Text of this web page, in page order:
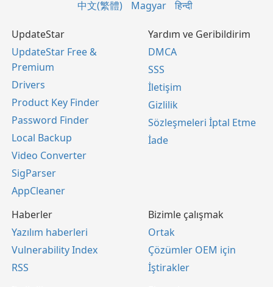
中文(繁體) Magyar हिन्दी
UpdateStar
UpdateStar Free &
Premium
Drivers
Product Key Finder
Password Finder
Local Backup
Video Converter
SigParser
AppCleaner
Yardım ve Geribildirim
DMCA
SSS
İletişim
Gizlilik
Sözleşmeleri İptal Etme
İade
Haberler
Yazılım haberleri
Vulnerability Index
RSS
Bizimle çalışmak
Ortak
Çözümler OEM için
İştirakler